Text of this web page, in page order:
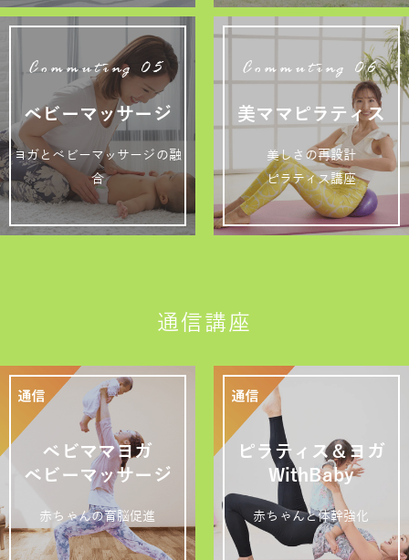
Commuting 05
ベビーマッサージ
ヨガとベビーマッサージの融
合
Commuting 06
美ママピラティス
美しさの再設計
ピラティス講座
通信講座
ベビママヨガ
ベビーマッサージ
赤ちゃんの育脳促進
ピラティス＆ヨガ
WithBaby
赤ちゃんと体幹強化